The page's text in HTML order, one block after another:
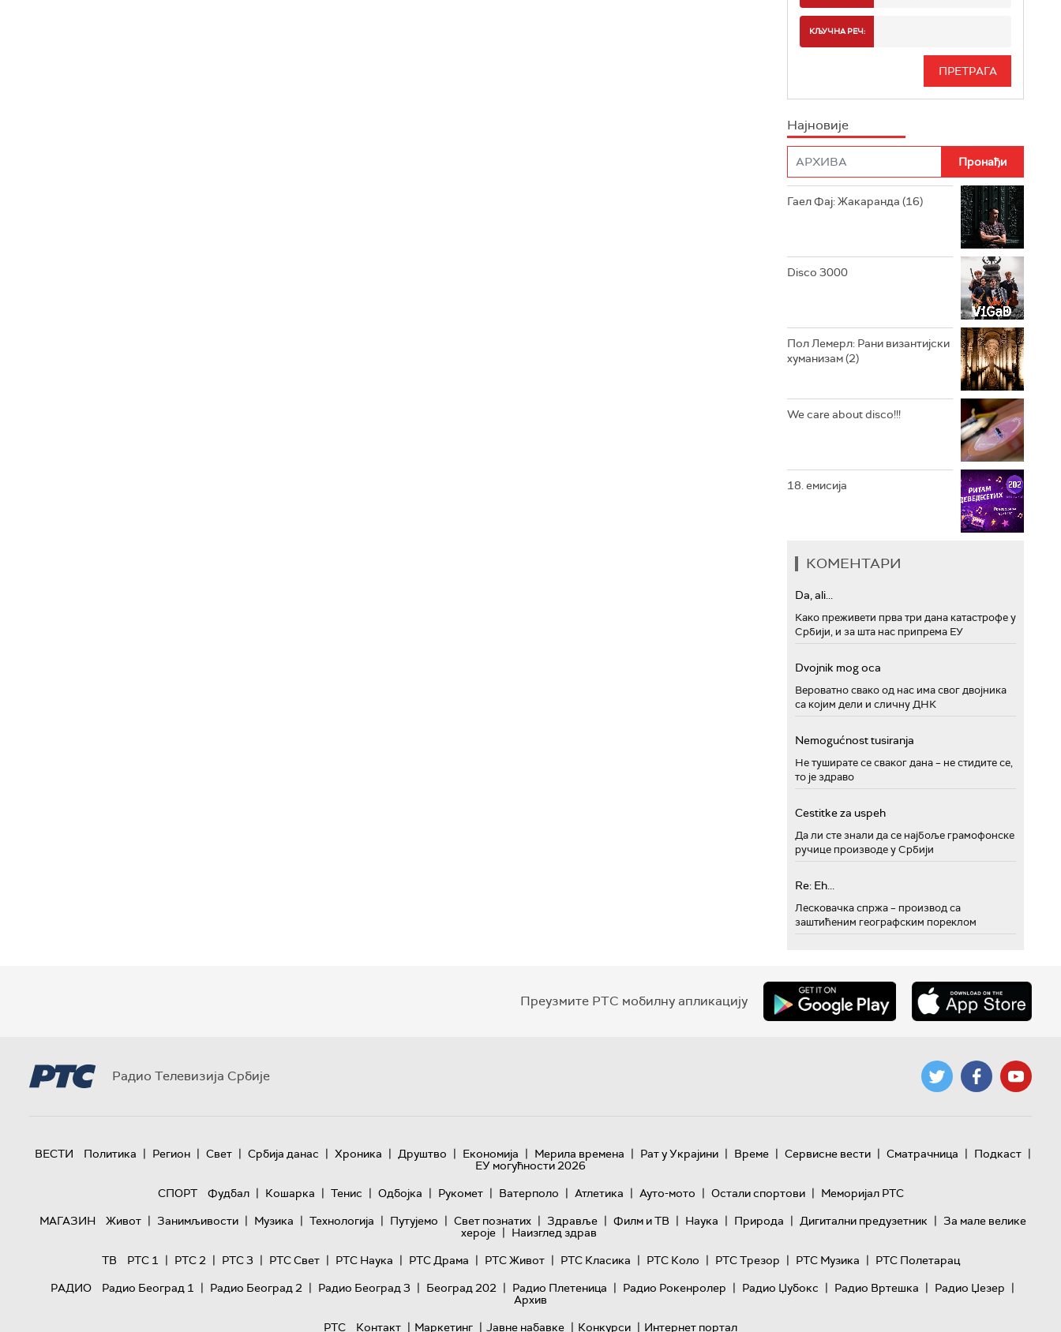
РАДИО БЕОГРАД 3
РАДИО РОКЕНРОЛЕР
РАДИО ЏУБОКС
РАДИО ВРТЕШКА
РАДИО ЏЕЗЕР
ИНФО
КЉУЧНА РЕЧ:
Најновије
Гаел Фај: Жакаранда (16)
Disco 3000
Пол Лемерл: Рани византијски
хуманизам (2)
We care about disco!!!
18. емисија
КОМЕНТАРИ
Da, ali...
Како преживети прва три дана катастрофе у
Србији, и за шта нас припрема ЕУ
Dvojnik mog oca
Вероватно свако од нас има свог двојника
са којим дели и сличну ДНК
Nemogućnost tusiranja
Не туширате се сваког дана – не стидите се,
то је здраво
Cestitke za uspeh
Да ли сте знали да се најбоље грамофонске
ручице производе у Србији
Re: Eh...
Лесковачка спржа – производ са
заштићеним географским пореклом
Преузмите РТС мобилну апликацију
Радио Телевизија Србије
ВЕСТИ Политика | Регион | Свет | Србија данас | Хроника | Друштво | Економија | Мерила времена | Рат у Украјини | Време | Сервисне вести | Сматрачница | Подкаст |
ЕУ могућности 2026
СПОРТ
Фудбал | Кошарка | Тенис | Одбојка | Рукомет | Ватерполо | Атлетика | Ауто-мото | Остали спортови | Меморијал РТС
МАГАЗИН
Живот | Занимљивости | Музика | Технологијa | Путујемо | Свет познатих | Здравље | Филм и ТВ | Наука | Природа | Дигитални предузетник | За мале велике
хероје | Наизглед здрав
ТВ
РТС 1 | РТС 2 | РТС 3 | РТС Свет | РТС Наука | РТС Драма | РТС Живот | РТС Класика | РТС Коло | РТС Трезор | РТС Музика | РТС Полетарац
РАДИО
Радио Београд 1 | Радио Београд 2 | Радио Београд 3 | Београд 202 | Радио Плетеница | Радио Рокенролер | Радио Џубокс | Радио Вртешка | Радио Џезер |
Архив
РТС
Контакт | Маркетинг | Јавне набавке | Конкурси | Интернет портал